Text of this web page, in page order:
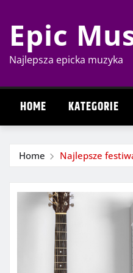
content
Epic
Najlepsza epicka muzyka
HOME KATEGORIE
Home Najlepsze